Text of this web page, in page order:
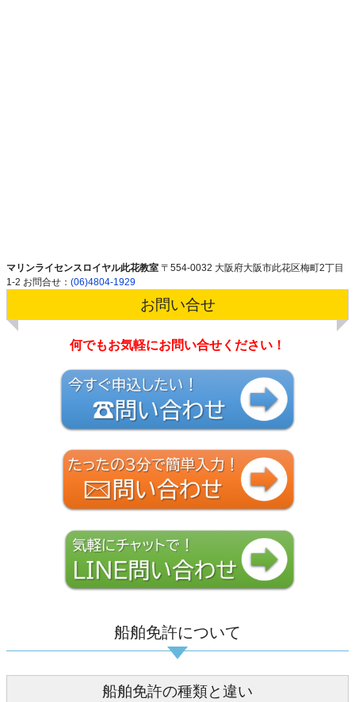
マリンライセンスロイヤル此花教室 〒554-0032 大阪府大阪市此花区梅町2丁目
1-2 お問合せ： (06)4804-1929
お問い合せ
何でもお気軽にお問い合せください！
船舶免許について
船舶免許の種類と違い